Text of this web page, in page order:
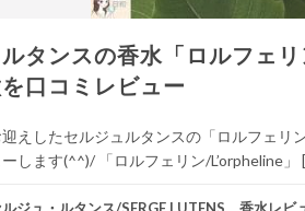
タンスの香水「ロルフェ
口コミレビュー
えしたセルジュルタンスの「ロルフェリ
します(^^)/ 「ロルフェリン/L’orpheline」